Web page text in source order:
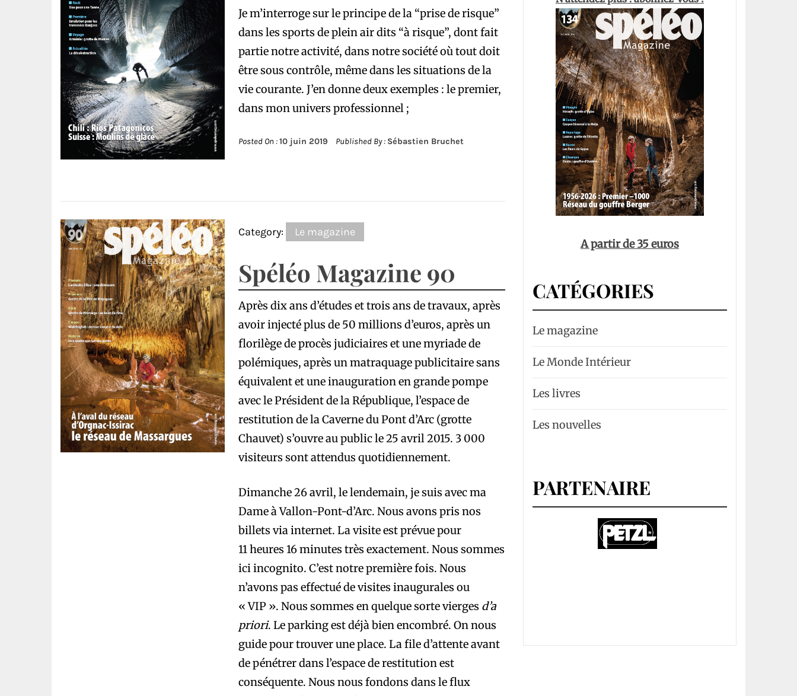
Je m’interroge sur le principe de la “prise de risque”
dans les sports de plein air dits “à risque”, dont fait
partie notre activité, dans notre société où tout doit
être sous contrôle, même dans les situations de la
vie courante. J’en donne deux exemples : le premier,
dans mon univers professionnel ;
Posted On :10 juin 2019 Published By : Sébastien Bruchet
Category: Le magazine
Spéléo Magazine 90
Après dix ans d’études et trois ans de travaux, après
avoir injecté plus de 50 millions d’euros, après un
florilège de procès judiciaires et une myriade de
polémiques, après un matraquage publicitaire sans
équivalent et une inauguration en grande pompe
avec le Président de la République, l’espace de
restitution de la Caverne du Pont d’Arc (grotte
Chauvet) s’ouvre au public le 25 avril 2015. 3 000
visiteurs sont attendus quotidiennement.
Dimanche 26 avril, le lendemain, je suis avec ma
Dame à Vallon-Pont-d’Arc. Nous avons pris nos
billets via internet. La visite est prévue pour
11 heures 16 minutes très exactement. Nous sommes
ici incognito. C’est notre première fois. Nous
n’avons pas effectué de visites inaugurales ou
« VIP ». Nous sommes en quelque sorte vierges d’a
priori. Le parking est déjà bien encombré. On nous
guide pour trouver une place. La file d’attente avant
de pénétrer dans l’espace de restitution est
conséquente. Nous nous fondons dans le flux
A partir de 35 euros
CATÉGORIES
Le magazine
Le Monde Intérieur
Les livres
Les nouvelles
PARTENAIRE